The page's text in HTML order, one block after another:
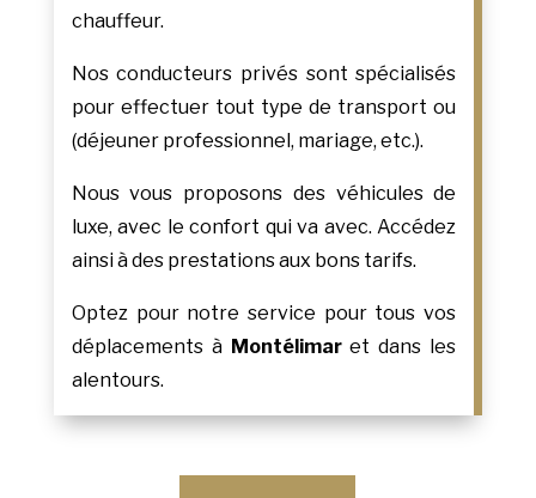
chauffeur.
Nos conducteurs privés sont spécialisés
pour effectuer tout type de transport ou
(déjeuner professionnel, mariage, etc.).
Nous vous proposons des véhicules de
luxe, avec le confort qui va avec. Accédez
ainsi à des prestations aux bons tarifs.
Optez pour notre service pour tous vos
déplacements à Montélimaret dans les
alentours.